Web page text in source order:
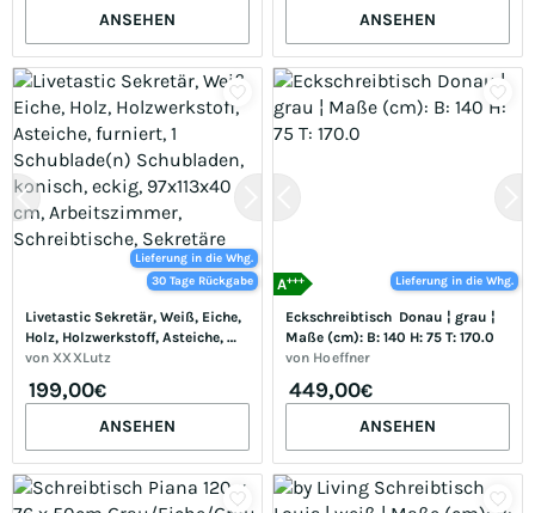
Arbeitszimmer, Schreibtische,
ANSEHEN ANSEHEN
Lieferung in die Whg.
30 Tage Rückgabe
Livetastic Sekretär, Weiß, Eiche,
Holz, Holzwerkstoff, Asteiche,
furniert, 1 Schublade(n)
97x113x40 cm, Arbeitszimmer,
Schreibtische, Sekretäre
von XXXLutz
199,00€
ANSEHEN
Lieferung in die Whg.
A+++
Eckschreibtisch  Donau ¦ grau ¦
Maße (cm): B: 140 H: 75 T: 170.0
von Hoeffner
449,00€
ANSEHEN